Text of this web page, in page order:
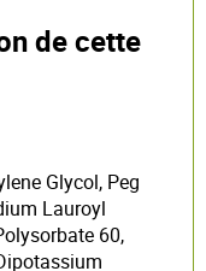
de cette
Glycol, Peg
Lauroyl
60,